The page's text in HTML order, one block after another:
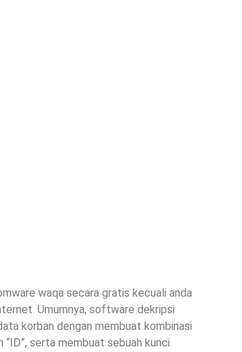
waqa secara gratis kecuali anda
Umumnya, software dekripsi
korban dengan membuat kombinasi
serta membuat sebuah kunci